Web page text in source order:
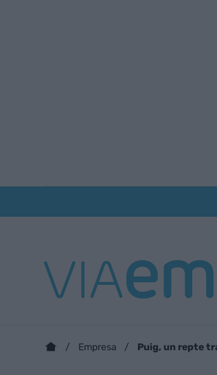
Empresa Puig, un repte